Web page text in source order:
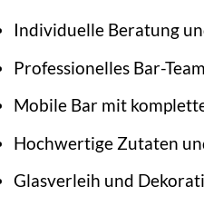
Individuelle Beratung
Professionelles Bar-Team
Mobile Bar mit
Hochwertige Zutaten
Glasverleih und